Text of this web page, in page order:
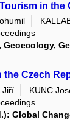
in
Geoecology,
the Czech
Jiří
KUNC
Global